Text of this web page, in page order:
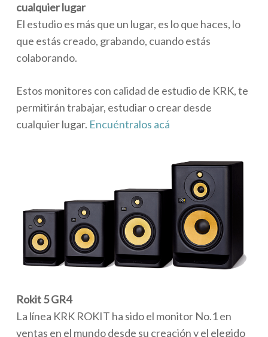
cualquier lugar
El estudio es más que un lugar, es lo que haces, lo
que estás creado, grabando, cuando estás
colaborando.
Estos monitores con calidad de estudio de KRK, te
permitirán trabajar, estudiar o crear desde
cualquier lugar. Encuéntralos acá
Rokit 5 GR4
La línea KRK ROKIT ha sido el monitor No.1 en
ventas en el mundo desde su creación y el elegido